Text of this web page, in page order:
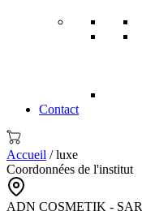
Contact
Accueil / luxe
Coordonnées de l'institut
ADN COSMETIK -